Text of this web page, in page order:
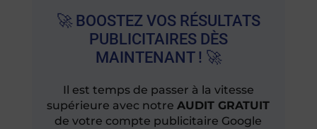
🚀 BOOSTEZ VOS RÉSULTATS
PUBLICITAIRES DÈS
MAINTENANT ! 🚀
Il est temps de passer à la vitesse
supérieure avec notreAUDIT GRATUIT
de votre compte publicitaire Google